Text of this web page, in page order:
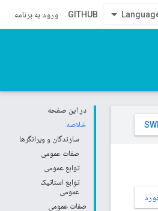
GITHUB ورود به برنامه
در این صفحه
خلاصه
سازندگان و ویرانگرها
صفات عمومی
توابع عمومی
توابع استاتیک
عمومی
صفات عمومی